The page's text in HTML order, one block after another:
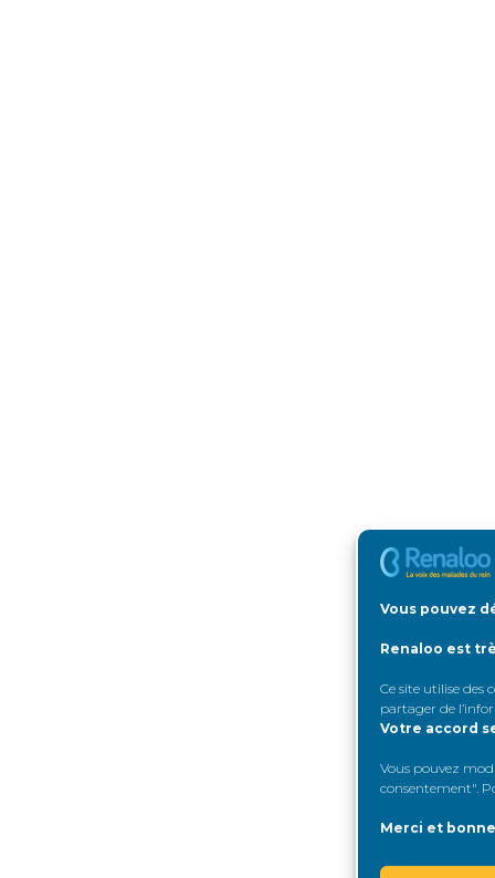
Vous pouvez
Renaloo est
Ce site utilise des
partager de
Votre accord
Vous pouvez
consentement".
Merci et